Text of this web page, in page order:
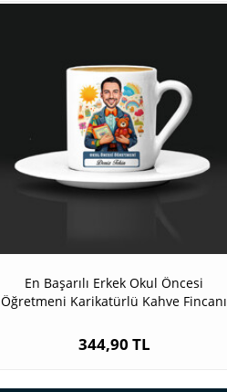
En Başarılı Erkek Okul Öncesi
Öğretmeni Karikatürlü Kahve Fincanı
344,90 TL